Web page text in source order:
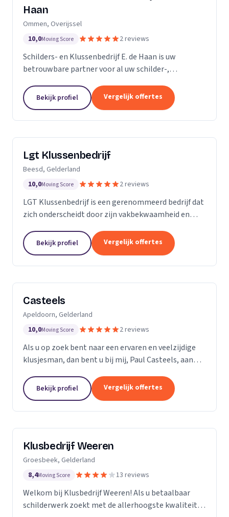
Haan
Ommen, Overijssel
10,0Moving Score 2 reviews
Schilders- en Klussenbedrijf E. de Haan is uw
betrouwbare partner voor al uw schilder-,
in november 2007, hebben we ons onderscheiden
door onze...
Bekijk profiel Vergelijk offertes
Lgt Klussenbedrijf
Beesd, Gelderland
10,0Moving Score 2 reviews
LGT Klussenbedrijf is een gerenommeerd bedrijf dat
zich onderscheidt door zijn vakbekwaamheid en
ervaren professionals die elk een specifieke taak...
Bekijk profiel Vergelijk offertes
Casteels
Apeldoorn, Gelderland
10,0Moving Score 2 reviews
Als u op zoek bent naar een ervaren en veelzijdige
klusjesman, dan bent u bij mij, Paul Casteels, aan
klussenbedrijf en heb ik een breed scala aan...
Bekijk profiel Vergelijk offertes
Klusbedrijf Weeren
Groesbeek, Gelderland
8,4Moving Score 13 reviews
Welkom bij Klusbedrijf Weeren! Als u betaalbaar
schilderwerk zoekt met de allerhoogste kwaliteit